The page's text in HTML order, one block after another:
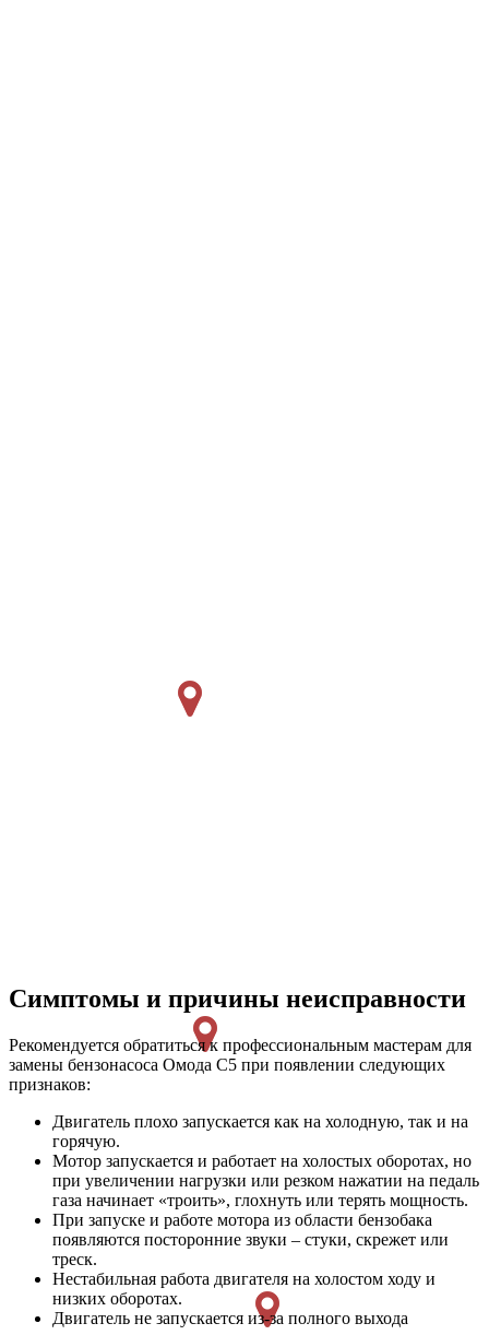
Симптомы и причины неисправности
Рекомендуется обратиться к профессиональным мастерам для
замены бензонасоса Омода С5 при появлении следующих
признаков:
Двигатель плохо запускается как на холодную, так и на
горячую.
Мотор запускается и работает на холостых оборотах, но
при увеличении нагрузки или резком нажатии на педаль
газа начинает «троить», глохнуть или терять мощность.
При запуске и работе мотора из области бензобака
появляются посторонние звуки – стуки, скрежет или
треск.
Нестабильная работа двигателя на холостом ходу и
низких оборотах.
Двигатель не запускается из-за полного выхода